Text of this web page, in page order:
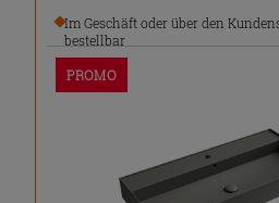
Im Geschäft oder über den
bestellbar
PROMO